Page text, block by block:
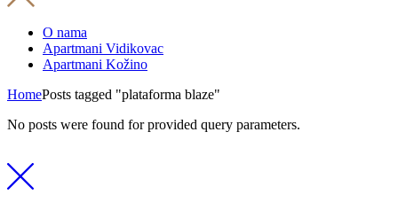
O nama
Apartmani Vidikovac
Apartmani Kožino
HomePosts tagged "plataforma blaze"
No posts were found for provided query parameters.